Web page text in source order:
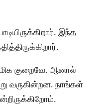
இந்த
மிக குறைவே. ஆனால்
வருகின்றன. நாங்கள்